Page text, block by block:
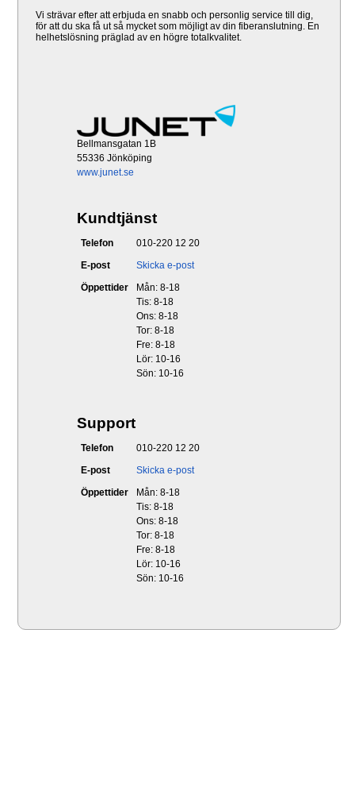
Vi strävar efter att erbjuda en snabb och personlig service till dig,
för att du ska få ut så mycket som möjligt av din fiberanslutning. En
helhetslösning präglad av en högre totalkvalitet.
Bellmansgatan 1B
55336 Jönköping
www.junet.se
Kundtjänst
Telefon
010-220 12 20
E-post
Skicka e-post
Öppettider
Mån: 8-18
Tis: 8-18
Ons: 8-18
Tor: 8-18
Fre: 8-18
Lör: 10-16
Sön: 10-16
Support
Telefon
010-220 12 20
E-post
Skicka e-post
Öppettider
Mån: 8-18
Tis: 8-18
Ons: 8-18
Tor: 8-18
Fre: 8-18
Lör: 10-16
Sön: 10-16